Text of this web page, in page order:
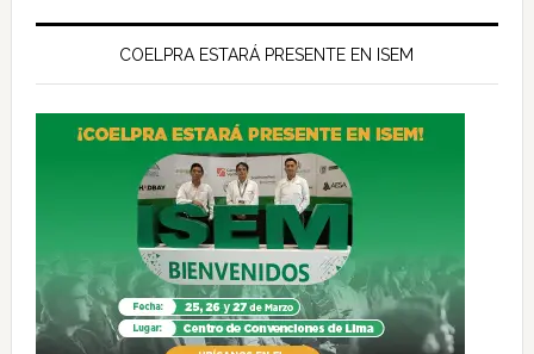
COELPRA ESTARÁ PRESENTE EN ISEM